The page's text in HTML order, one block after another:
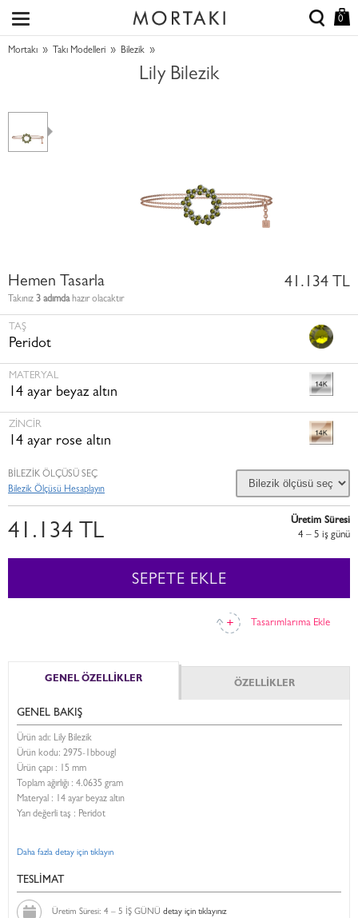
0
Mortakı » Takı Modelleri » Bilezik »
Lily Bilezik
Hemen Tasarla
Takınız 3 adımdahazır olacaktır
41.134 TL
TAŞ
Peridot
MATERYAL
14 ayar beyaz altın
ZINCIR
14 ayar rose altın
Tasarımlarıma Ekle
BİLEZİK ÖLÇÜSÜ SEÇ
Bilezik Ölçüsü Hesaplayın
41.134 TL
Üretim Süresi
4 – 5 i̇ş günü
SEPETE EKLE
GENEL ÖZELLİKLER ÖZELLİKLER
GENEL BAKIŞ
Ürün adı: Lily Bilezik
Ürün kodu: 2975-1bbougl
Ürün çapı : 15 mm
Toplam ağırlığı : 4.0635 gram
Materyal : 14 ayar beyaz altın
Yarı değerli taş : Peridot
Daha fazla detay için tıklayın
TESLİMAT
Üretim Süresi: 4 – 5 İŞ GÜNÜ detay için tıklayınız